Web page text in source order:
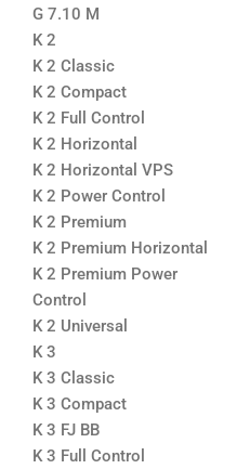
G 7.10 M
K 2
K 2 Classic
K 2 Compact
K 2 Full Control
K 2 Horizontal
K 2 Horizontal VPS
K 2 Power Control
K 2 Premium
K 2 Premium Horizontal
K 2 Premium Power
Control
K 2 Universal
K 3
K 3 Classic
K 3 Compact
K 3 FJ BB
K 3 Full Control